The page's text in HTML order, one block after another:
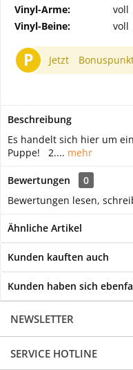
Vinyl-Arme:
voll
Vinyl-Beine:
voll
P Jetzt
Beschreibung
Es handelt sich hier um
Puppe! 2.... mehr
Bewertungen
0
Bewertungen lesen,
Ähnliche Artikel
Kunden kauften auch
Kunden haben sich
NEWSLETTER
SERVICE HOTLINE